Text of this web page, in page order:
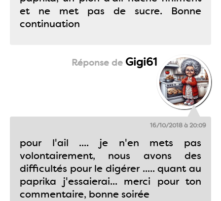
et ne met pas de sucre. Bonne
continuation
Gigi61
16/10/2018 à 20:09
pour l'ail .... je n'en mets pas
volontairement, nous avons des
difficultés pour le digérer ..... quant au
paprika j'essaierai... merci pour ton
commentaire, bonne soirée